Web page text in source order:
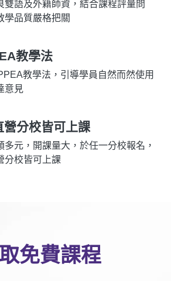
雙語及外籍師資，結合課程評量問
學品質嚴格把關
教學法
教學法，引導學員自然而然使用
意見
營分校皆可上課
多元，開課量大，於任一分校報名，
分校皆可上課
免費課程